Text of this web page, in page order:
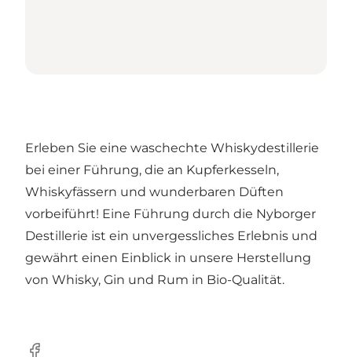
Erleben Sie eine waschechte Whiskydestillerie
bei einer Führung, die an Kupferkesseln,
Whiskyfässern und wunderbaren Düften
vorbeiführt! Eine Führung durch die Nyborger
Destillerie ist ein unvergessliches Erlebnis und
gewährt einen Einblick in unsere Herstellung
von Whisky, Gin und Rum in Bio-Qualität.